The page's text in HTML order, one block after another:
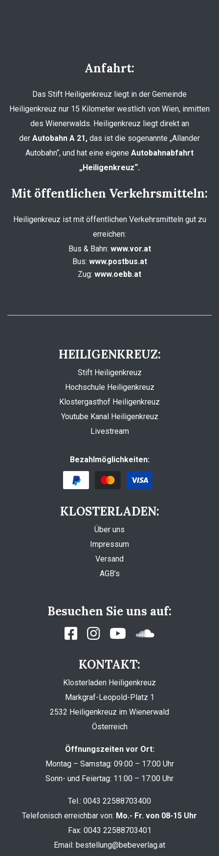
Anfahrt:
Das Stift Heiligenkreuz liegt in der Gemeinde
Heiligenkreuz nur 15 Kilometer westlich von Wien, inmitten
des Wienerwalds. Heiligenkreuz liegt direkt an
der Autobahn A 21, das ist die sogenannte „Allander
Autobahn“, und hat eine eigene Autobahnabfahrt
„Heiligenkreuz“.
Mit öffentlichen Verkehrsmitteln:
Heiligenkreuz ist mit öffentlichen Verkehrsmitteln gut zu
erreichen:
Bus & Bahn: www.vor.at
Bus: www.postbus.at
Zug: www.oebb.at
HEILIGENKREUZ:
Stift Heiligenkreuz
Hochschule Heiligenkreuz
Klostergasthof Heiligenkreuz
Youtube Kanal Heiligenkreuz
Livestream
Bezahlmöglichkeiten:
KLOSTERLADEN:
Über uns
Impressum
Versand
AGB’s
Besuchen Sie uns auf:
KONTAKT:
Klosterladen Heiligenkreuz
Markgraf-Leopold-Platz 1
2532 Heiligenkreuz im Wienerwald
Österreich
Öffnungszeiten vor Ort:
Montag – Samstag: 09:00 – 17:00 Uhr
Sonn- und Feiertag: 11:00 – 17:00 Uhr
Tel.: 0043 22588703400
Telefonisch erreichbar von: Mo.- Fr. von 08-15 Uhr
Fax: 0043 22588703401
Email: bestellung@bebeverlag.at